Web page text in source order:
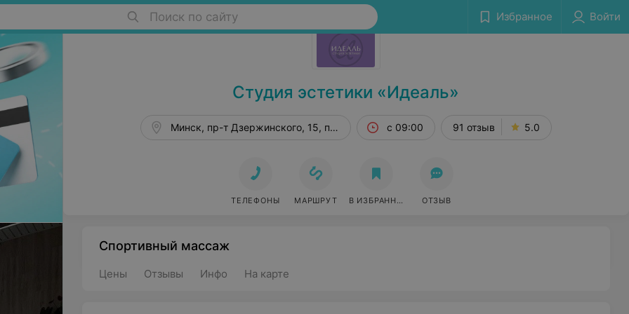
Поиск по сайту Избранное Войти
Салоны красоты в Минске Сообщить об ошибке
Студия эстетики «Идеаль»
Минск, пр-т Дзержинского, 15, пом. 860 с 09:00 91 отзыв 5.0
ТЕЛЕФОНЫ МАРШРУТ В ИЗБРАННОЕ ОТЗЫВ
Спортивный массаж
Цены Отзывы Инфо На карте